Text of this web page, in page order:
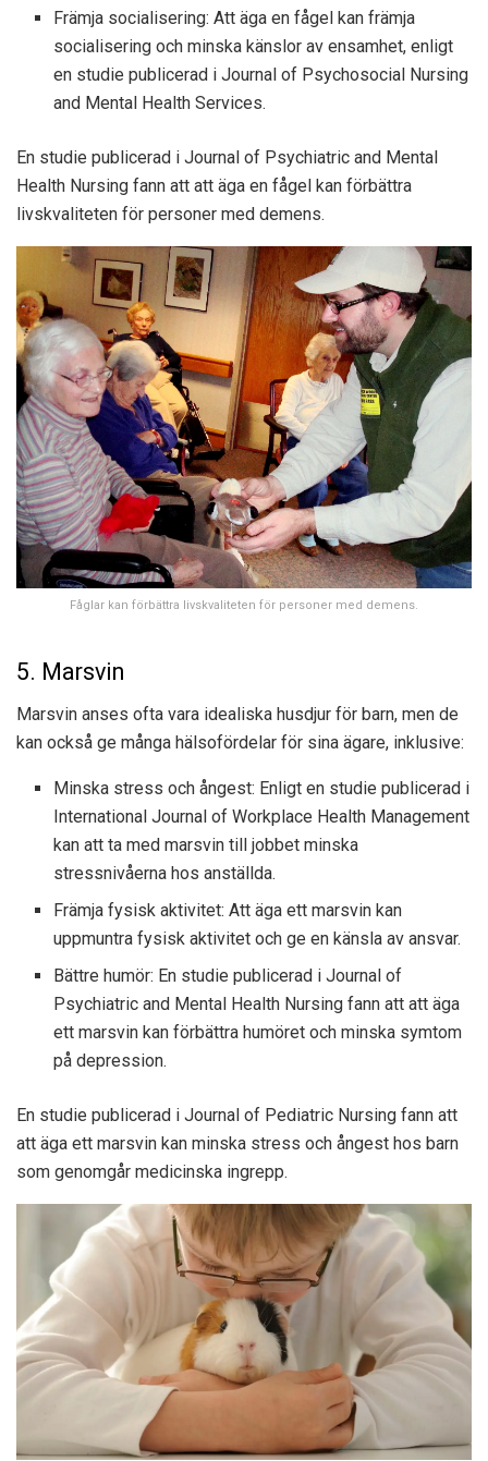
Främja socialisering: Att äga en fågel kan främja
socialisering och minska känslor av ensamhet, enligt
en studie publicerad i Journal of Psychosocial Nursing
and Mental Health Services.
En studie publicerad i Journal of Psychiatric and Mental
Health Nursing fann att att äga en fågel kan förbättra
livskvaliteten för personer med demens.
Fåglar kan förbättra livskvaliteten för personer med demens.
5. Marsvin
Marsvin anses ofta vara idealiska husdjur för barn, men de
kan också ge många hälsofördelar för sina ägare, inklusive:
Minska stress och ångest: Enligt en studie publicerad i
International Journal of Workplace Health Management
kan att ta med marsvin till jobbet minska
stressnivåerna hos anställda.
Främja fysisk aktivitet: Att äga ett marsvin kan
uppmuntra fysisk aktivitet och ge en känsla av ansvar.
Bättre humör: En studie publicerad i Journal of
Psychiatric and Mental Health Nursing fann att att äga
ett marsvin kan förbättra humöret och minska symtom
på depression.
En studie publicerad i Journal of Pediatric Nursing fann att
att äga ett marsvin kan minska stress och ångest hos barn
som genomgår medicinska ingrepp.